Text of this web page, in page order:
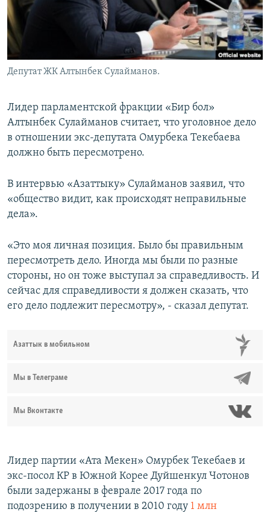
Депутат ЖК Алтынбек Сулайманов.
Лидер парламентской фракции «Бир бол»
Алтынбек Сулайманов считает, что уголовное дело
в отношении экс-депутата Омурбека Текебаева
должно быть пересмотрено.
В интервью «Азаттыку» Сулайманов заявил, что
«общество видит, как происходят неправильные
дела».
«Это моя личная позиция. Было бы правильным
пересмотреть дело. Иногда мы были по разные
стороны, но он тоже выступал за справедливость. И
сейчас для справедливости я должен сказать, что
его дело подлежит пересмотру», - сказал депутат.
Азаттык в мобильном
Мы в Телеграме
Мы Вконтакте
Лидер партии «Ата Мекен» Омурбек Текебаев и
экс-посол КР в Южной Корее Дуйшенкул Чотонов
были задержаны в феврале 2017 года по
подозрению в получении в 2010 году 1 млн